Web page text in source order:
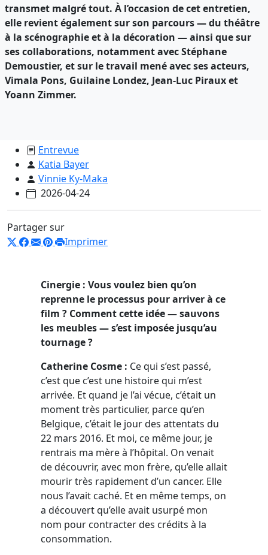
transmet malgré tout. À l’occasion de cet entretien,
elle revient également sur son parcours — du théâtre
à la scénographie et à la décoration — ainsi que sur
ses collaborations, notamment avec Stéphane
Demoustier, et sur le travail mené avec ses acteurs,
Vimala Pons, Guilaine Londez, Jean-Luc Piraux et
Yoann Zimmer.
Entrevue
Katia Bayer
Vinnie Ky-Maka
2026-04-24
Partager sur
Imprimer
Cinergie : Vous voulez bien qu’on
reprenne le processus pour arriver à ce
film ? Comment cette idée — sauvons
les meubles — s’est imposée jusqu’au
tournage ?
Catherine Cosme : Ce qui s’est passé,
c’est que c’est une histoire qui m’est
arrivée. Et quand je l’ai vécue, c’était un
moment très particulier, parce qu’en
Belgique, c’était le jour des attentats du
22 mars 2016. Et moi, ce même jour, je
rentrais ma mère à l’hôpital. On venait
de découvrir, avec mon frère, qu’elle allait
mourir très rapidement d’un cancer. Elle
nous l’avait caché. Et en même temps, on
a découvert qu’elle avait usurpé mon
nom pour contracter des crédits à la
consommation.